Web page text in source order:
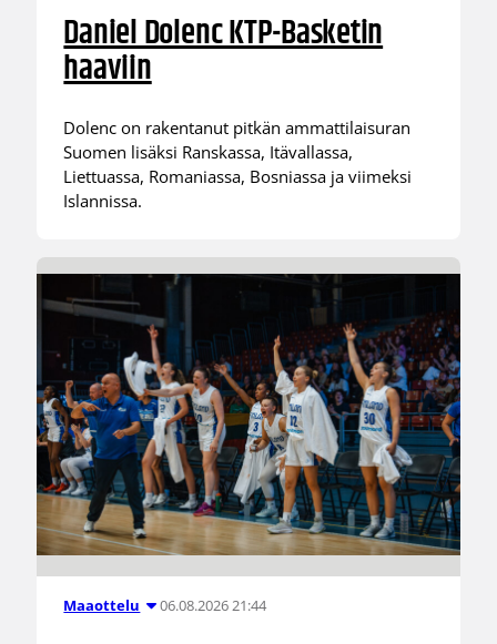
Daniel Dolenc KTP-Basketin
haaviin
Dolenc on rakentanut pitkän ammattilaisuran
Suomen lisäksi Ranskassa, Itävallassa,
Liettuassa, Romaniassa, Bosniassa ja viimeksi
Islannissa.
Maaottelu 06.08.2026 21:44